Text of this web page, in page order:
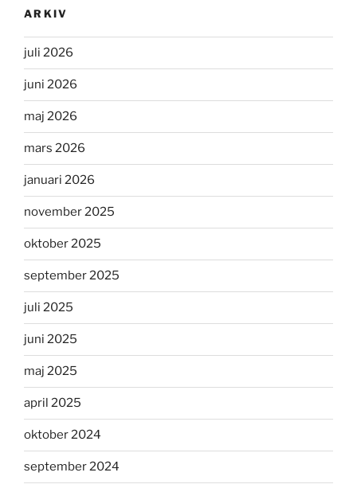
ARKIV
juli 2026
juni 2026
maj 2026
mars 2026
januari 2026
november 2025
oktober 2025
september 2025
juli 2025
juni 2025
maj 2025
april 2025
oktober 2024
september 2024